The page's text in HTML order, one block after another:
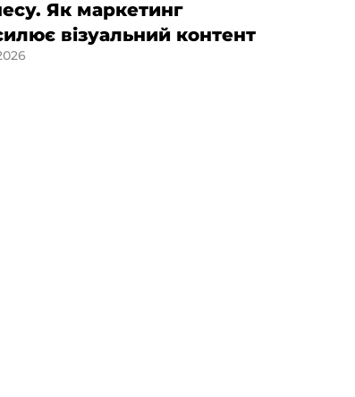
Як маркетинг
візуальний контент